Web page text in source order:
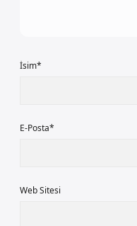
İsim*
E-Posta*
Web Sitesi